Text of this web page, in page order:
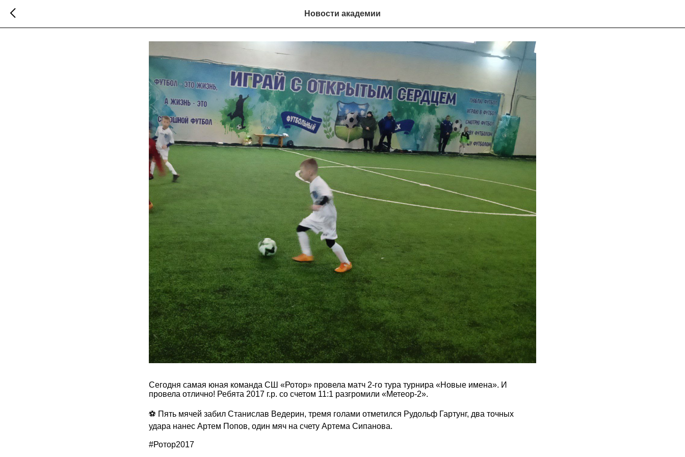
Новости академии
Сегодня самая юная команда СШ «Ротор» провела матч 2-го тура турнира «Новые имена». И
провела отлично! Ребята 2017 г.р. со счетом 11:1 разгромили «Метеор-2».
⚽️ Пять мячей забил Станислав Ведерин, тремя голами отметился Рудольф Гартунг, два точных
удара нанес Артем Попов, один мяч на счету Артема Сипанова.
#Ротор2017